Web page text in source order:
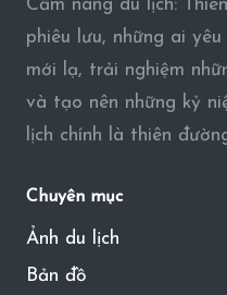
Cẩm nang du lịch:
phiêu lưu, những ai
mới lạ, trải nghiệm
và tạo nên những kỷ
lịch chính là thiên
Chuyên mục
Ảnh du lịch
Bản đồ